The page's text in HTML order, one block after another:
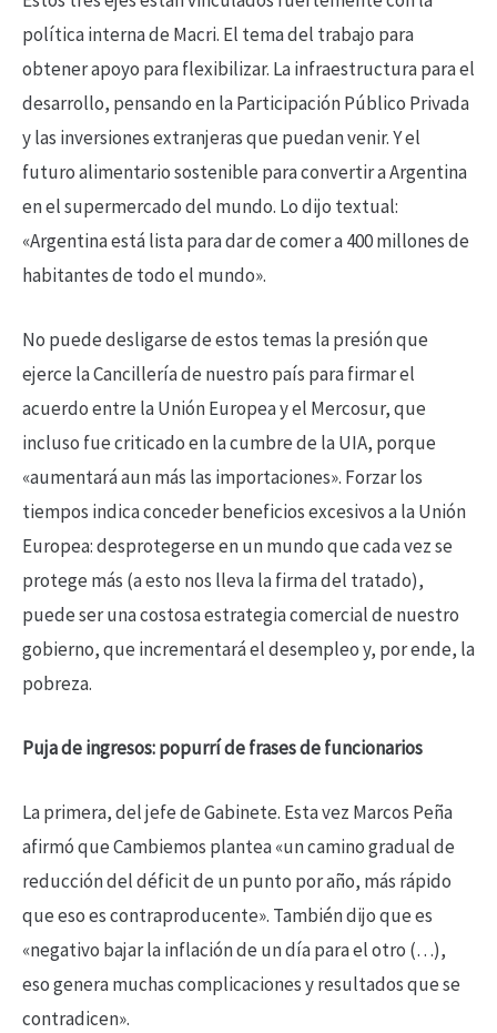
política interna de Macri. El tema del trabajo para
obtener apoyo para flexibilizar. La infraestructura para el
desarrollo, pensando en la Participación Público Privada
y las inversiones extranjeras que puedan venir. Y el
futuro alimentario sostenible para convertir a Argentina
en el supermercado del mundo. Lo dijo textual:
«Argentina está lista para dar de comer a 400 millones de
habitantes de todo el mundo».
No puede desligarse de estos temas la presión que
ejerce la Cancillería de nuestro país para firmar el
acuerdo entre la Unión Europea y el Mercosur, que
incluso fue criticado en la cumbre de la UIA, porque
«aumentará aun más las importaciones». Forzar los
tiempos indica conceder beneficios excesivos a la Unión
Europea: desprotegerse en un mundo que cada vez se
protege más (a esto nos lleva la firma del tratado),
puede ser una costosa estrategia comercial de nuestro
gobierno, que incrementará el desempleo y, por ende, la
pobreza.
Puja de ingresos: popurrí de frases de funcionarios
La primera, del jefe de Gabinete. Esta vez Marcos Peña
afirmó que Cambiemos plantea «un camino gradual de
reducción del déficit de un punto por año, más rápido
que eso es contraproducente». También dijo que es
«negativo bajar la inflación de un día para el otro (…),
eso genera muchas complicaciones y resultados que se
contradicen».